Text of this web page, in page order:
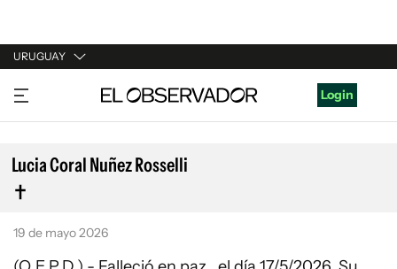
URUGUAY
URUGUAY
ARGENTINA
ESPAÑA
ESTADOS UNIDOS
Login
Lucia Coral Nuñez Rosselli
19 de mayo 2026